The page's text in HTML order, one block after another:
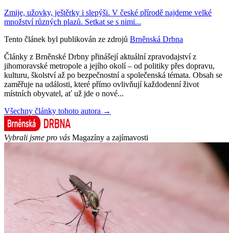
Zmije, užovky, ještěrky i slepýši. V české přírodě najdeme velké
množství různých plazů. Setkat se s nimi...
Tento článek byl publikován ze zdrojů Brněnská Drbna
Články z Brněnské Drbny přinášejí aktuální zpravodajství z
jihomoravské metropole a jejího okolí – od politiky přes dopravu,
kulturu, školství až po bezpečnostní a společenská témata. Obsah se
zaměřuje na události, které přímo ovlivňují každodenní život
místních obyvatel, ať už jde o nové...
Všechny články tohoto autora →
Vybrali jsme pro vás Magazíny a zajímavosti